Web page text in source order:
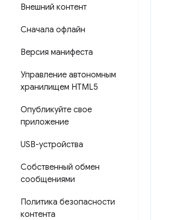
Внешний контент
Сначала офлайн
Версия манифеста
Управление автономным
хранилищем HTML5
Опубликуйте свое
приложение
USB-устройства
Собственный обмен
сообщениями
Политика безопасности
контента